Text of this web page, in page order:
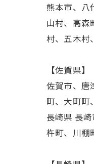
熊本市、八
山村、高森
村、五木村
【佐賀県】
佐賀市、唐
町、大町町
長崎県 長
杵町、川棚